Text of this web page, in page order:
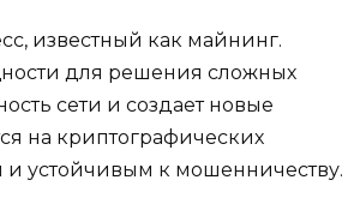
известный как майнинг.
для решения слoжных
сети и создает новые
на криптографических
и устойчивым к мошенничеству.​